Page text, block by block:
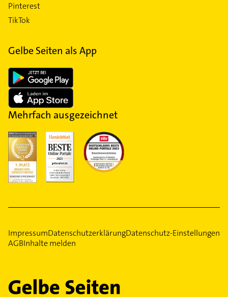
Pinterest
TikTok
Gelbe Seiten als App
Mehrfach ausgezeichnet
ImpressumDatenschutzerklärungDatenschutz-Einstellungen
AGBInhalte melden